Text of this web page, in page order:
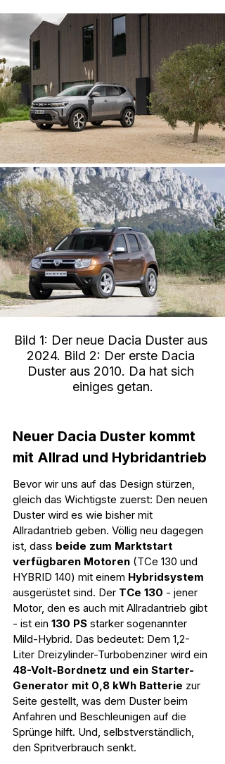
Bild 1: Der neue Dacia Duster aus
2024. Bild 2: Der erste Dacia
Duster aus 2010. Da hat sich
einiges getan.
Neuer Dacia Duster kommt
mit Allrad und Hybridantrieb
Bevor wir uns auf das Design stürzen,
gleich das Wichtigste zuerst: Den neuen
Duster wird es wie bisher mit
Allradantrieb geben. Völlig neu dagegen
ist, dass beide zum Marktstart
verfügbaren Motoren (TCe 130 und
HYBRID 140) mit einem Hybridsystem
ausgerüstet sind. Der TCe 130 - jener
Motor, den es auch mit Allradantrieb gibt
- ist ein 130 PS starker sogenannter
Mild-Hybrid. Das bedeutet: Dem 1,2-
Liter Dreizylinder-Turbobenziner wird ein
48-Volt-Bordnetz und ein Starter-
Generator mit 0,8 kWh Batterie zur
Seite gestellt, was dem Duster beim
Anfahren und Beschleunigen auf die
Sprünge hilft. Und, selbstverständlich,
den Spritverbrauch senkt.